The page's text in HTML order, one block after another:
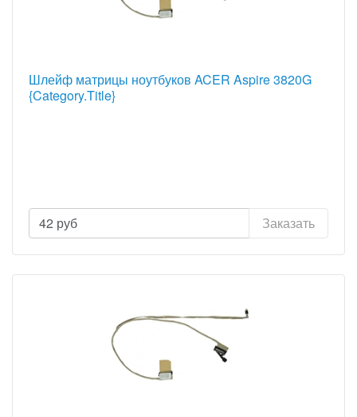
Шлейф матрицы ноутбуков ACER Aspire 3820G
{Category.Title}
42 руб Заказать